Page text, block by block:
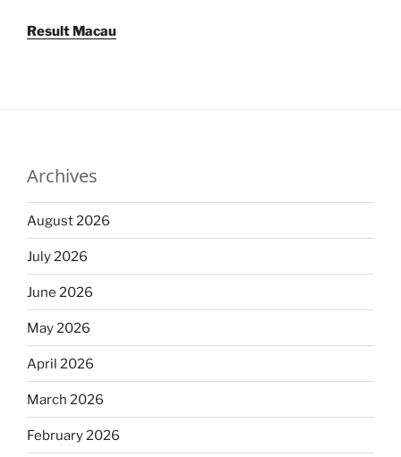
Result Macau
Archives
August 2026
July 2026
June 2026
May 2026
April 2026
March 2026
February 2026